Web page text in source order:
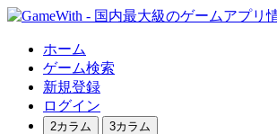
ホーム
ゲーム検索
新規登録
ログイン
2カラム 3カラム